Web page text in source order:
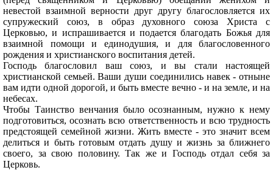
невестой взаимной верности друг другу благословляется их
супружеский союз, в образ духовного союза Христа с
Церковью, и испрашивается и подается благодать Божья для
взаимной помощи и единодушия, и для благословенного
рождения и христианского воспитания детей.
Господь благословил ваш союз, и вы стали настоящей
христианской семьей. Ваши души соединились навек - отныне
вам идти одной дорогой, и быть вместе вечно - и на земле, и на
небесах.
Чтобы Таинство венчания было осознанным, нужно к нему
подготовиться, осознать всю ответственность и всю трудность
предстоящей семейной жизни. Жить вместе - это значит всем
делиться и быть готовым отдать душу и жизнь за ближнего
своего, за свою половину. Так же и Господь отдал себя за
Церковь.